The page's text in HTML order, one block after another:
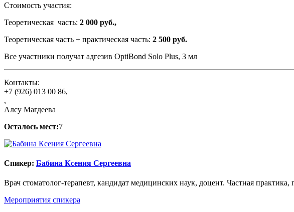
Стоимость участия:
Теоретическая часть: 2 000 руб.,
Теоретическая часть + практическая часть: 2 500 руб.
Все участники получат адгезив OptiBond Solo Plus, 3 мл
Контакты:
+7 (926) 013 00 86,
,
Алсу Магдеева
Осталось мест:7
Спикер: Бабина Ксения Сергеевна
Врач стоматолог-терапевт, кандидат медицинских наук, доцент. Частная практика,
Мероприятия спикера